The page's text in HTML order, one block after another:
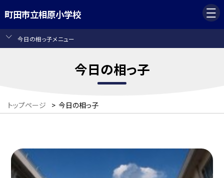
町田市立相原小学校
今日の相っ子メニュー
今日の相っ子
トップページ > 今日の相っ子